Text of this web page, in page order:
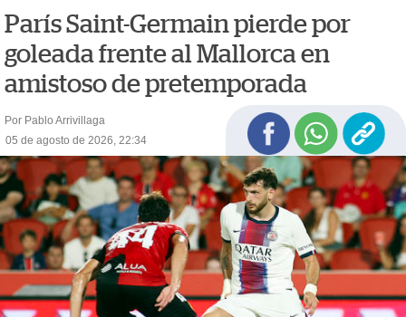
París Saint-Germain pierde por
goleada frente al Mallorca en
amistoso de pretemporada
Por Pablo Arrivillaga
05 de agosto de 2026, 22:34